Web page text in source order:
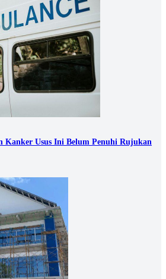
Kanker Usus Ini Belum Penuhi Rujukan